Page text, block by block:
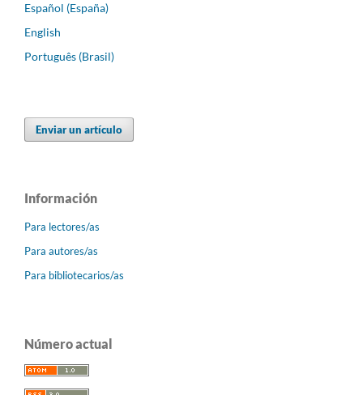
Español (España)
English
Português (Brasil)
Enviar un artículo
Información
Para lectores/as
Para autores/as
Para bibliotecarios/as
Número actual